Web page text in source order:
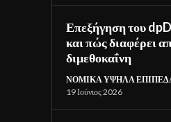
Επεξήγηση του
και πώς διαφέρει
διμεθοκαΐνη
ΝΟΜΙΚΆ ΥΨΗΛΆ
19 Ιούνιος 2026